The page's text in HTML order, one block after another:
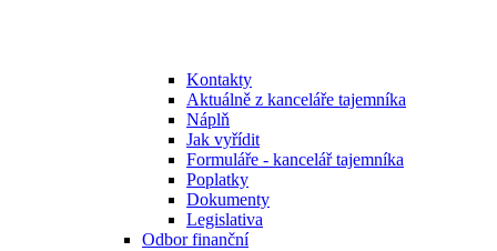
Kontakty
Aktuálně z kanceláře tajemníka
Náplň
Jak vyřídit
Formuláře - kancelář tajemníka
Poplatky
Dokumenty
Legislativa
Odbor finanční